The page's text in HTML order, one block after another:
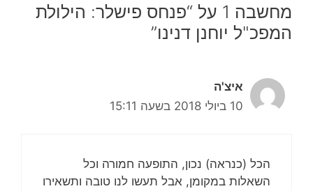
מחשבה 1 על “פנחס פישלר: הילולת
המפכ"ל יוחנן דנינו”
איצ'ה
10 ביולי 2018 בשעה 15:11
הכל (כנראה) נכון, התופעה חמורה וכל
השאלות במקומן, אבל תעשו לנו טובה ותשאירו